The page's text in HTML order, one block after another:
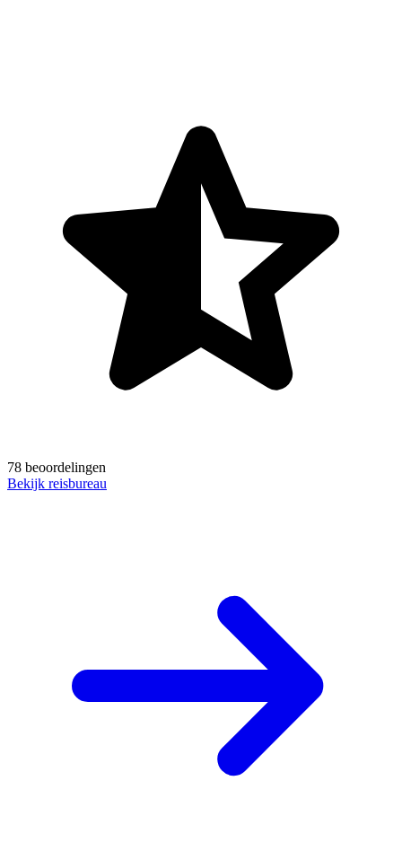
78 beoordelingen
Bekijk reisbureau